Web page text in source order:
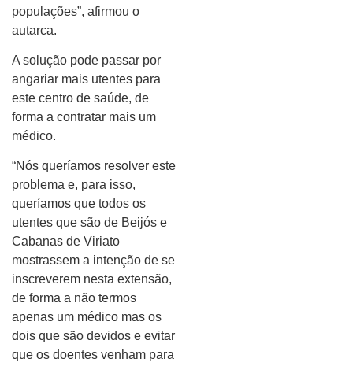
populações”, afirmou o
autarca.
A solução pode passar por
angariar mais utentes para
este centro de saúde, de
forma a contratar mais um
médico.
“Nós queríamos resolver este
problema e, para isso,
queríamos que todos os
utentes que são de Beijós e
Cabanas de Viriato
mostrassem a intenção de se
inscreverem nesta extensão,
de forma a não termos
apenas um médico mas os
dois que são devidos e evitar
que os doentes venham para